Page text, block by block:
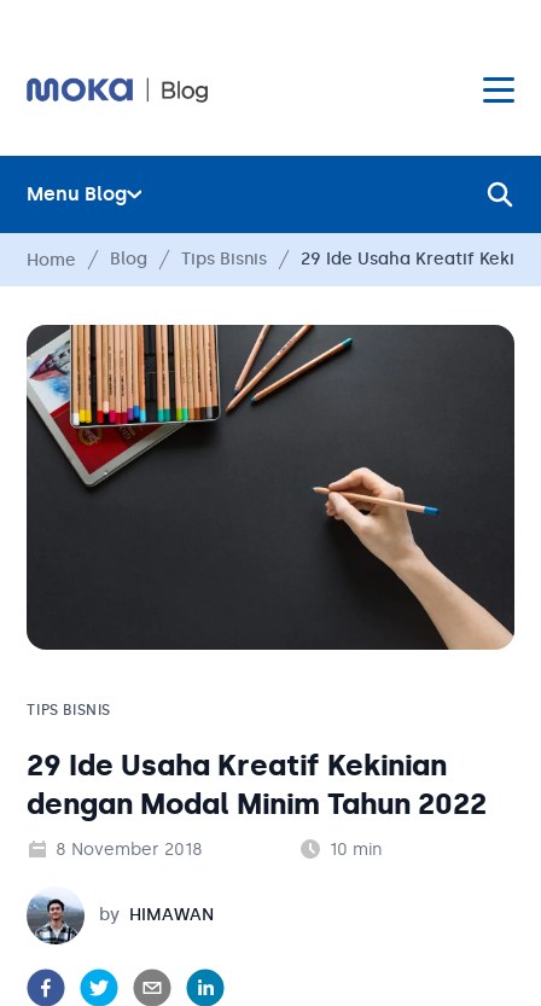
Layanan
Hardware
Harga
Hubungi Kami
Blog
Menu Blog
Layanan
Hardware
Harga
Hubungi Kami
Solusi Bisnis
Tambahan
Kategori Blog
Home Blog Tips Bisnis 29 Ide Usaha Kreatif
TIPS BISNIS
29 Ide Usaha Kreatif Kekinian
dengan Modal Minim Tahun 2022
8 November 2018 10 min
Himawan
by HIMAWAN